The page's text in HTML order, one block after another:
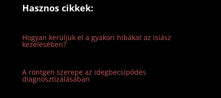
Hasznos cikkek:
Hogyan kerüljük el a gyakori hibákat az isiász
kezelésében?
A röntgen szerepe az idegbecsípődés
diagnosztizálásában